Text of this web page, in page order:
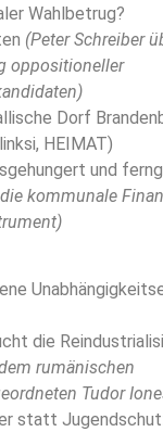
Wahlbetrug?
(Peter Schreiber
oppositioneller
Dorf
HEIMAT)
und
kommunale
die
rumänischen
Tudor
statt